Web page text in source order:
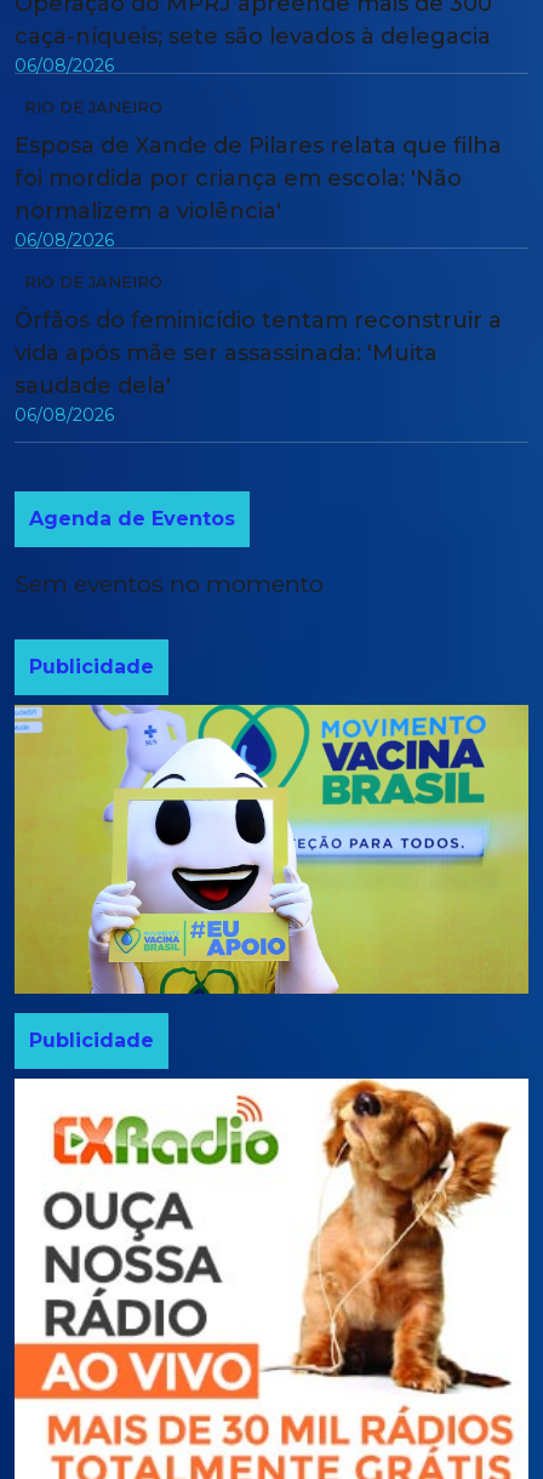
caça-níqueis; sete são levados à delegacia
06/08/2026
RIO DE JANEIRO
Esposa de Xande de Pilares relata que filha
foi mordida por criança em escola: 'Não
normalizem a violência'
06/08/2026
RIO DE JANEIRO
Órfãos do feminicídio tentam reconstruir a
vida após mãe ser assassinada: 'Muita
saudade dela'
06/08/2026
Agenda de Eventos
Sem eventos no momento
Publicidade
Publicidade